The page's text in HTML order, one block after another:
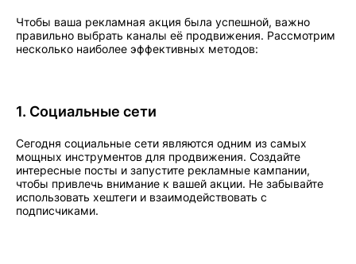
Чтобы ваша рекламная акция была успешной, важно
правильно выбрать каналы её продвижения. Рассмотрим
несколько наиболее эффективных методов:
1. Социальные сети
Сегодня социальные сети являются одним из самых
мощных инструментов для продвижения. Создайте
интересные посты и запустите рекламные кампании,
чтобы привлечь внимание к вашей акции. Не забывайте
использовать хештеги и взаимодействовать с
подписчиками.